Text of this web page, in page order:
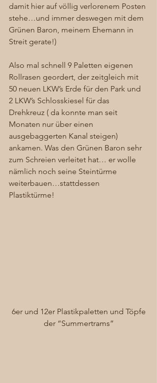
damit hier auf völlig verlorenem Posten
stehe…und immer deswegen mit dem
Grünen Baron, meinem Ehemann in
Streit gerate!)
Also mal schnell 9 Paletten eigenen
Rollrasen geordert, der zeitgleich mit
50 neuen LKW’s Erde für den Park und
2 LKW’s Schlosskiesel für das
Drehkreuz ( da konnte man seit
Monaten nur über einen
ausgebaggerten Kanal steigen)
ankamen. Was den Grünen Baron sehr
zum Schreien verleitet hat… er wolle
nämlich noch seine Steintürme
weiterbauen…stattdessen
Plastiktürme!
der “Summertrams”